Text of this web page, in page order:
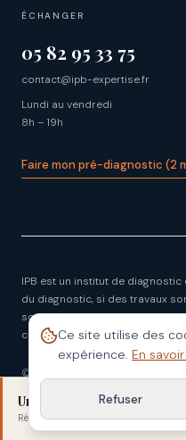
ÉCHANGER
05 82 95 33 75
contact@ipb-expertise.fr
Lundi au vendredi
8h – 19h
Faire mon pré-diagnostic (2
IPB est un institut de
du diagnostic, si des travaux
souhaitez, IPB peut en assurer
couvertes par leur garantie
©
Un doute sur votre bâti ?
Réponse sous 48 h· sans
Ce site utilise des
expérience. En
Refuser